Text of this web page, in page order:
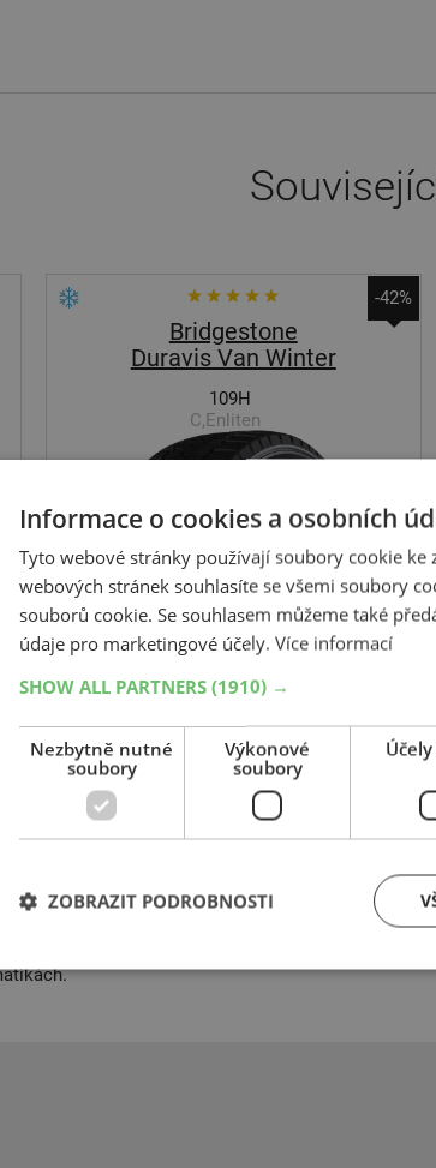
-42%
Bridgestone
Duravis Van Winter
109H
C,Enliten
11 013 Kč
6 431 Kč
+
–
Koupit
SKLADEM Expedujeme do 2 dnů
Na prodejně v Opavě do 2 dnů.
Centrální sklad 20 ks.
jistě zpříjemní cestu. Abyste vždy bez potíží dorazili
Informace o cookies a osobních
Tyto webové stránky používají soubory cookie
webových stránek souhlasíte se všemi soubory
souborů cookie. Se souhlasem můžeme také
údaje pro marketingové účely. Více informací
SHOW ALL PARTNERS (1910) →
Nezbytně nutné
soubory
Výkonové
soubory
ZOBRAZIT PODROBNOSTI